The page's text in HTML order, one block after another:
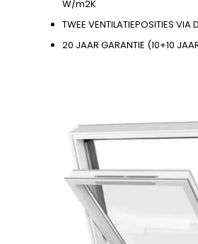
W/m2K
TWEE VENTILATIEPOSITIES VIA
20 JAAR GARANTIE (10+10